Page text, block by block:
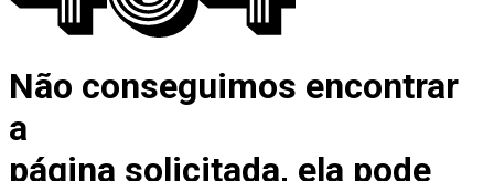
Não conseguimos encontrar
a
página solicitada, ela pode